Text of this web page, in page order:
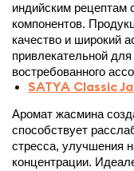
индийским рецептам
компонентов.
качество и широкий
привлекательной
востребованного
SATYA Classic
Аромат жасмина
способствует
стресса, улучшения
концентрации.